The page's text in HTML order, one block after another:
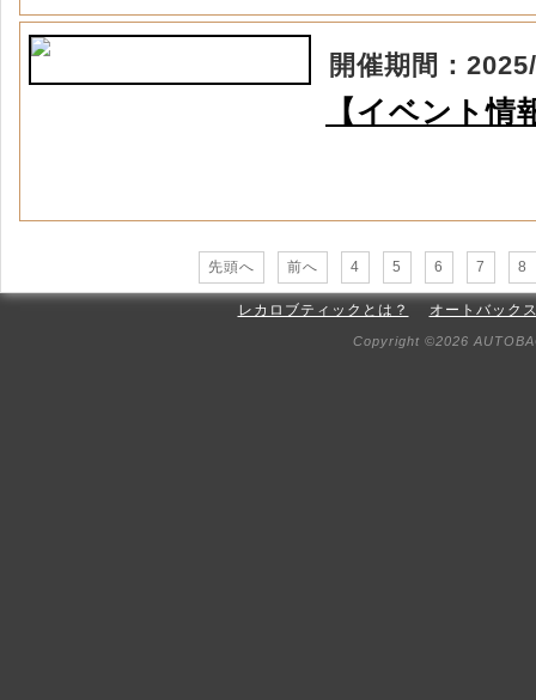
開催期間：
【イベント
先頭へ 前へ 4 5 6 7 8
レカロブティックとは？ オートバック
Copyright ©2026